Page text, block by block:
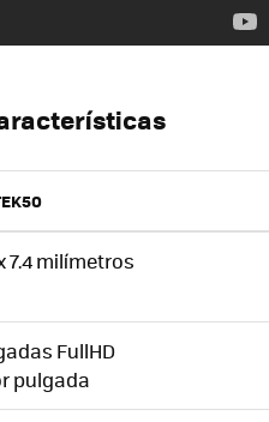
7.4 milímetros
FullHD
pulgada